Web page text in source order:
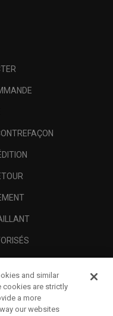
and similar
cookies are strictly
a more
our websites